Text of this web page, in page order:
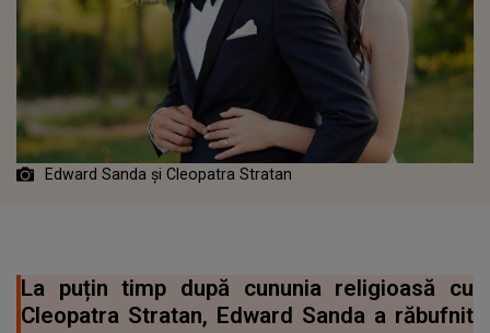
Edward Sanda și Cleopatra Stratan
La puțin timp după cununia religioasă cu
Cleopatra Stratan, Edward Sanda a răbufnit